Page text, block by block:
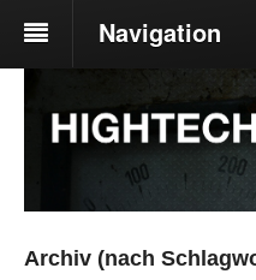
Navigation
Archiv (nach